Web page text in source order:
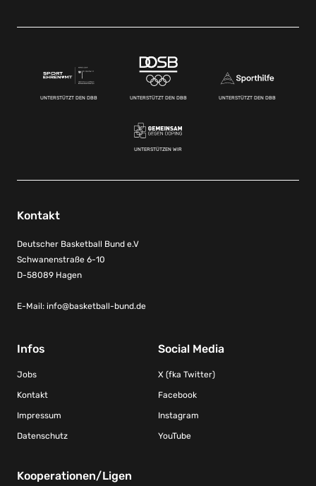
UNTERSTÜTZT DEN DBB UNTERSTÜTZT DEN DBB UNTERSTÜTZT DEN DBB
UNTERSTÜTZEN WIR
Kontakt
Deutscher Basketball Bund e.V
Schwanenstraße 6-10
D-58089 Hagen
E-Mail: info@basketball-bund.de
Infos
Jobs
Kontakt
Impressum
Datenschutz
Social Media
X (fka Twitter)
Facebook
Instagram
YouTube
Kooperationen/Ligen